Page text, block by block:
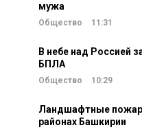
мужа
Общество 11:31
В небе над Россией
БПЛА
Общество 10:29
Ландшафтные
районах Башкирии